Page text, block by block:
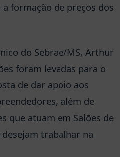
formação de preços dos
do Sebrae/MS, Arthur
foram levadas para o
de dar apoio aos
além de
que atuam em Salões de
desejam trabalhar na